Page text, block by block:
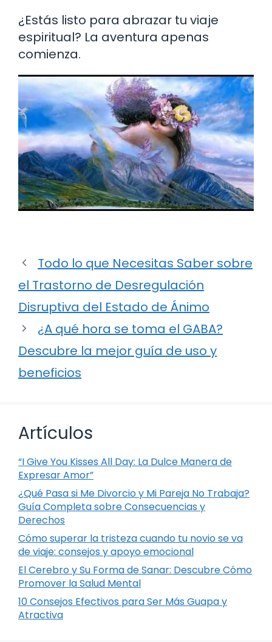
¿Estás listo para abrazar tu viaje
espiritual? La aventura apenas
comienza.
Todo lo que Necesitas Saber sobre
el Trastorno de Desregulación
Disruptiva del Estado de Ánimo
¿A qué hora se toma el GABA?
Descubre la mejor guía de uso y
beneficios
Artículos
“I Give You Kisses All Day: La Dulce Manera de
Expresar Amor”
¿Qué Pasa si Me Divorcio y Mi Pareja No Trabaja?
Guía Completa sobre Consecuencias y
Derechos
Cómo superar la tristeza cuando tu novio se va
de viaje: consejos y apoyo emocional
El Cerebro y Su Forma de Sanar: Descubre Cómo
Promover la Salud Mental
10 Consejos Efectivos para Ser Más Guapa y
Atractiva